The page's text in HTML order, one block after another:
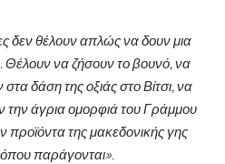
δεν θέλουν απλώς να δουν μια
Θέλουν να ζήσουν το βουνό, να
δάση της οξιάς στο Βίτσι, να
την άγρια ομορφιά του Γράμμου
προϊόντα της μακεδονικής γης
παράγονται».